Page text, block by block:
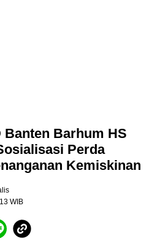
Banten Barhum HS
Perda
Kemiskinan
WIB